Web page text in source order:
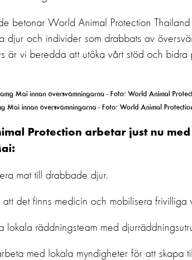
betonar World Animal Protection
djur och individer som drabbats av
är vi beredda att utöka vårt stöd och bidra
Mai innan översvämningarna - Foto: World Animal
Protection arbetar just nu
mat till drabbade djur.
att det finns medicin och mobilisera frivilliga
lokala räddningsteam med
med lokala myndigheter för att skapa